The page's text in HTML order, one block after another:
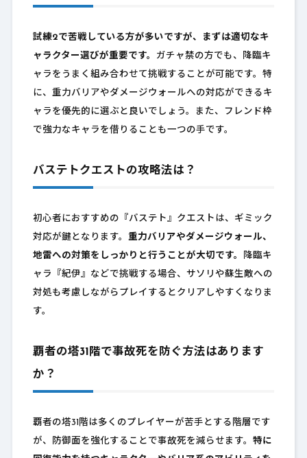
試練2で苦戦している方が多いですが、まずは適切なキ
ャラクター選びが重要です。 ガチャ禁の方でも、降臨キ
ャラをうまく組み合わせて挑戦することが可能です。特
に、重力バリアやダメージウォールへの対応ができるキ
ャラを優先的に選ぶと良いでしょう。また、フレンド枠
で強力なキャラを借りることも一つの手です。
バステトクエストの攻略法は？
初心者におすすめの『バステト』クエストは、ギミック
対応が鍵となります。 重力バリアやダメージウォール、
地雷への対策をしっかりと行うことが大切です。 降臨キ
ャラ『紀伊』などで挑戦する場合、サソリや蘇生敵への
対処も考慮しながらプレイするとクリアしやすくなりま
す。
覇者の塔31階で事故死を防ぐ方法はあります
か？
覇者の塔31階は多くのプレイヤーが苦手とする階層です
が、防御面を強化することで事故死を減らせます。 特に